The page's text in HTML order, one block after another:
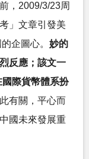
，2009/3/23周
」文章引發美
企圖心。 妙的
反應；該文一
際貨幣體系扮
有關，平心而
國未來發展重